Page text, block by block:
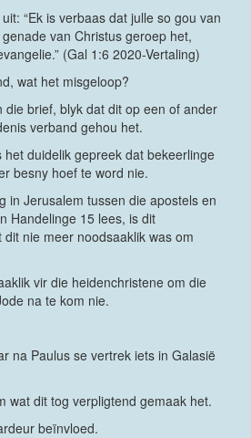
“Ek is verbaas dat julle so gou van
van Christus geroep het,
(Gal 1:6 2020-Vertaling)
wat het misgeloop?
die brief, blyk dat dit op een of ander
verband gehou het.
het duidelik gepreek dat bekeerlinge
besny hoef te word nie.
in Jerusalem tussen die apostels en
Handelinge 15 lees, is dit
nie meer noodsaaklik was om
vir die heidenchristene om die
na te kom nie.
na Paulus se vertrek iets in Galasië
wat dit tog verpligtend gemaak het.
beïnvloed.